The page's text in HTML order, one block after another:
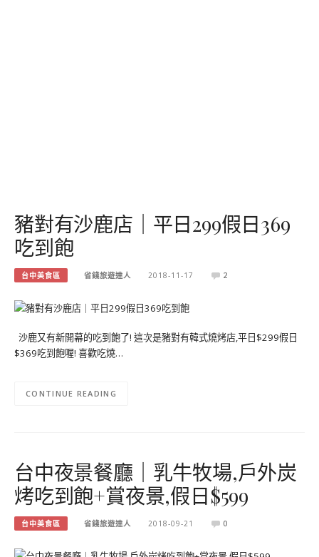
豬對有沙鹿店｜平日299假日369
吃到飽
台中美食區 省錢旅遊達人 2018-11-17 2
沙鹿又有新開幕的吃到飽了! 這次是豬對有韓式燒烤店,平日$299假日
$369吃到飽喔! 喜歡吃燒…
CONTINUE READING
台中夜景餐廳｜乳牛牧場,戶外炭
烤吃到飽+賞夜景,假日$599
台中美食區 省錢旅遊達人 2018-09-21 0